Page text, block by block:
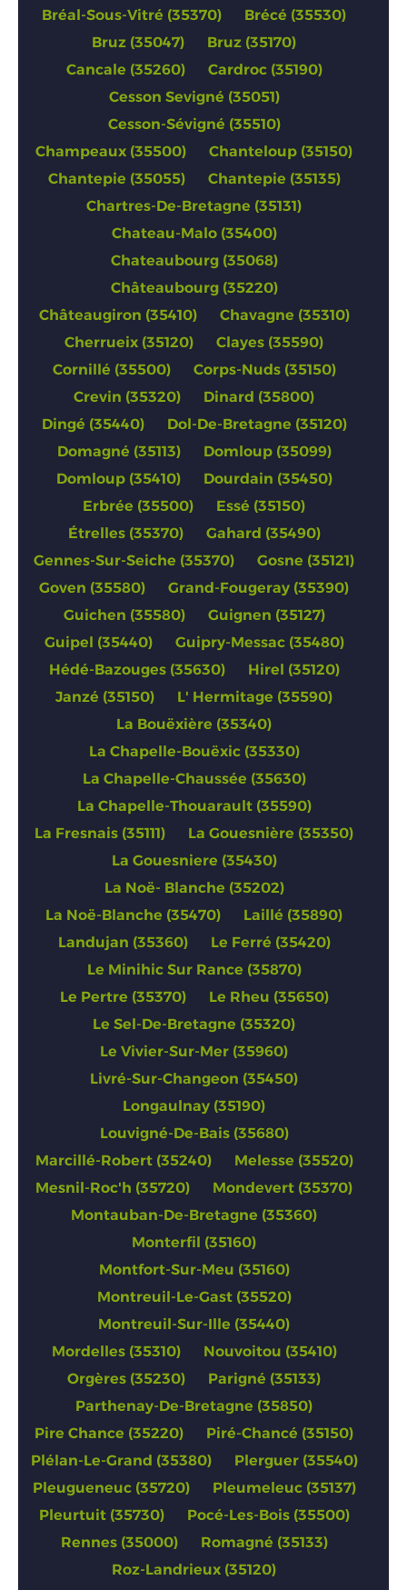
Bréal-Sous-Vitré (35370)
Brécé (35530)
Bruz (35047)
Bruz (35170)
Cancale (35260)
Cardroc (35190)
Cesson Sevigné (35051)
Cesson-Sévigné (35510)
Champeaux (35500)
Chanteloup (35150)
Chantepie (35055)
Chantepie (35135)
Chartres-De-Bretagne (35131)
Chateau-Malo (35400)
Chateaubourg (35068)
Châteaubourg (35220)
Châteaugiron (35410)
Chavagne (35310)
Cherrueix (35120)
Clayes (35590)
Cornillé (35500)
Corps-Nuds (35150)
Crevin (35320)
Dinard (35800)
Dingé (35440)
Dol-De-Bretagne (35120)
Domagné (35113)
Domloup (35099)
Domloup (35410)
Dourdain (35450)
Erbrée (35500)
Essé (35150)
Étrelles (35370)
Gahard (35490)
Gennes-Sur-Seiche (35370)
Gosne (35121)
Goven (35580)
Grand-Fougeray (35390)
Guichen (35580)
Guignen (35127)
Guipel (35440)
Guipry-Messac (35480)
Hédé-Bazouges (35630)
Hirel (35120)
Janzé (35150)
L' Hermitage (35590)
La Bouëxière (35340)
La Chapelle-Bouëxic (35330)
La Chapelle-Chaussée (35630)
La Chapelle-Thouarault (35590)
La Fresnais (35111)
La Gouesnière (35350)
La Gouesniere (35430)
La Noë- Blanche (35202)
La Noë-Blanche (35470)
Laillé (35890)
Landujan (35360)
Le Ferré (35420)
Le Minihic Sur Rance (35870)
Le Pertre (35370)
Le Rheu (35650)
Le Sel-De-Bretagne (35320)
Le Vivier-Sur-Mer (35960)
Livré-Sur-Changeon (35450)
Longaulnay (35190)
Louvigné-De-Bais (35680)
Marcillé-Robert (35240)
Melesse (35520)
Mesnil-Roc'h (35720)
Mondevert (35370)
Montauban-De-Bretagne (35360)
Monterfil (35160)
Montfort-Sur-Meu (35160)
Montreuil-Le-Gast (35520)
Montreuil-Sur-Ille (35440)
Mordelles (35310)
Nouvoitou (35410)
Orgères (35230)
Parigné (35133)
Parthenay-De-Bretagne (35850)
Pire Chance (35220)
Piré-Chancé (35150)
Plélan-Le-Grand (35380)
Plerguer (35540)
Pleugueneuc (35720)
Pleumeleuc (35137)
Pleurtuit (35730)
Pocé-Les-Bois (35500)
Rennes (35000)
Romagné (35133)
Roz-Landrieux (35120)